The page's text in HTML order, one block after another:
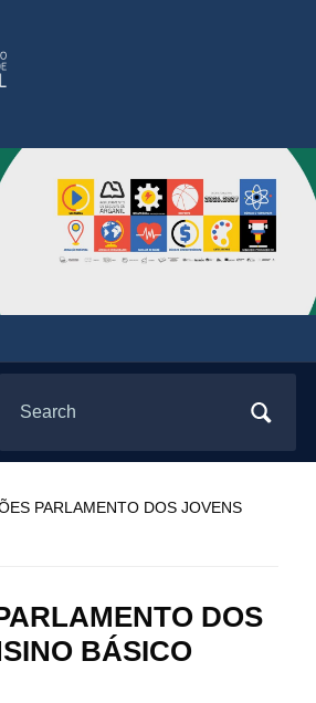
for:
PARLAMENTO DOS JOVENS
DOS
BÁSICO